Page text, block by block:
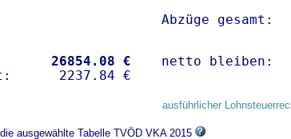
Abzüge
26854.08 €
netto
ausführlicher
ausgewählte Tabelle TVÖD VKA 2015